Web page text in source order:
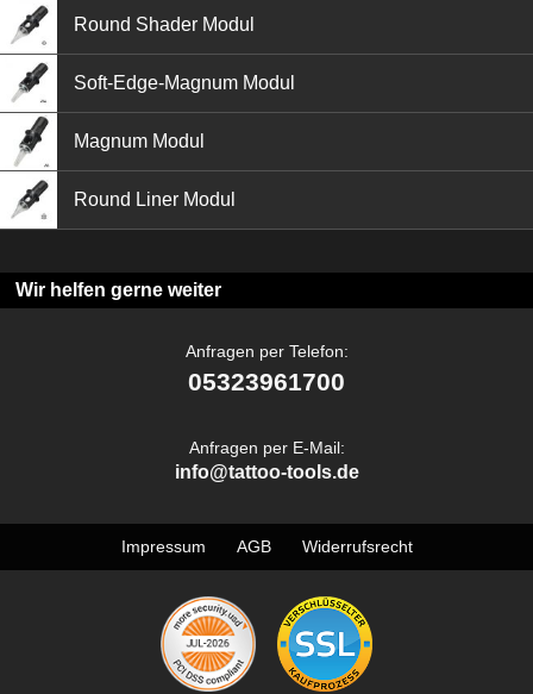
Round Shader Modul
Soft-Edge-Magnum Modul
Magnum Modul
Round Liner Modul
Wir helfen gerne weiter
Anfragen per Telefon:
05323961700
Anfragen per E-Mail:
info@tattoo-tools.de
Impressum AGB Widerrufsrecht